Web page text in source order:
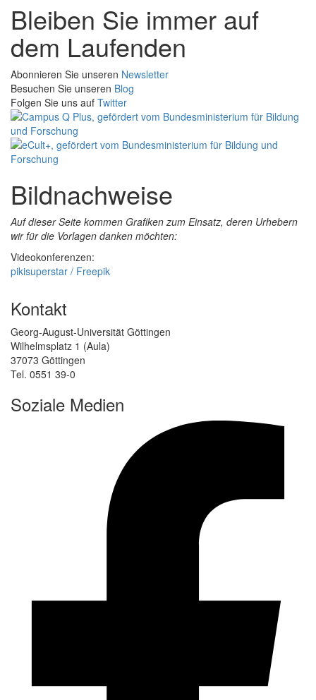
Bleiben Sie immer auf
dem Laufenden
Abonnieren Sie unseren Newsletter
Besuchen Sie unseren Blog
Folgen Sie uns auf Twitter
Bildnachweise
Auf dieser Seite kommen Grafiken zum Einsatz, deren Urhebern
wir für die Vorlagen danken möchten:
Videokonferenzen:
pikisuperstar / Freepik
Kontakt
Georg-August-Universität Göttingen
Wilhelmsplatz 1 (Aula)
37073 Göttingen
Tel. 0551 39-0
Soziale Medien